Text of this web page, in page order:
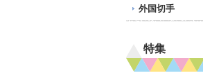
外国切手
特集